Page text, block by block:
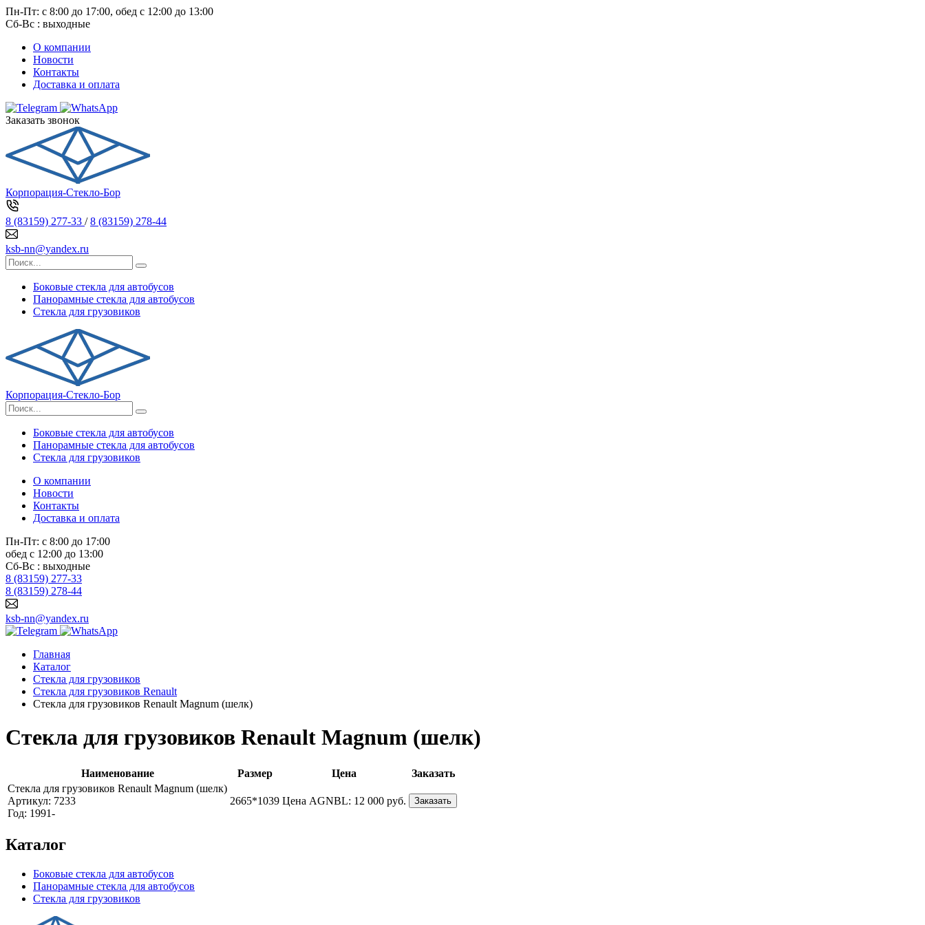
Пн-Пт: с 8:00 до 17:00, обед с 12:00 до 13:00
Сб-Вс : выходные
О компании
Новости
Контакты
Доставка и оплата
Заказать звонок
Корпорация-Стекло-Бор
8 (83159) 277-33 /8 (83159) 278-44
ksb-nn@yandex.ru
Боковые стекла для автобусов
Панорамные стекла для автобусов
Стекла для грузовиков
Корпорация-Стекло-Бор
Боковые стекла для автобусов
Панорамные стекла для автобусов
Стекла для грузовиков
О компании
Новости
Контакты
Доставка и оплата
Пн-Пт: с 8:00 до 17:00
обед с 12:00 до 13:00
Сб-Вс : выходные
8 (83159) 277-33
8 (83159) 278-44
ksb-nn@yandex.ru
Главная
Каталог
Стекла для грузовиков
Стекла для грузовиков Renault
Стекла для грузовиков Renault Magnum (шелк)
Стекла для грузовиков Renault Magnum (шелк)
Наименование Размер Цена
Заказать
Стекла для грузовиков Renault Magnum (шелк)
Артикул: 7233
Год: 1991-
2665*1039 Цена AGNBL: 12 000 руб. Заказать
Каталог
Боковые стекла для автобусов
Панорамные стекла для автобусов
Стекла для грузовиков